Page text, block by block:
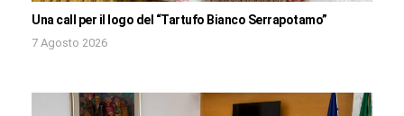
Una call per il logo del “Tartufo Bianco Serrapotamo”
7 Agosto 2026